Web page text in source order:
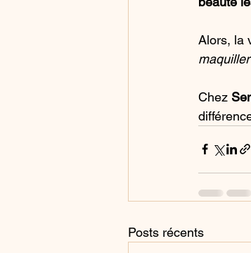
Alors, la
Chez
Posts récents